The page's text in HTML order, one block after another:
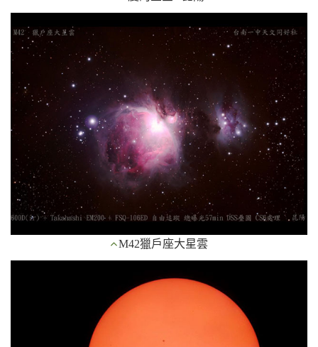
M42獵戶座大星雲